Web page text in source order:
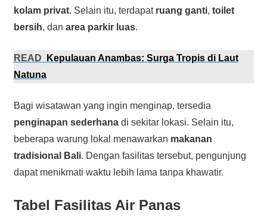
kolam privat. Selain itu, terdapat ruang ganti, toilet
bersih, dan area parkir luas.
READ
Kepulauan Anambas: Surga Tropis di Laut
Natuna
Bagi wisatawan yang ingin menginap, tersedia
penginapan sederhanadi sekitar lokasi. Selain itu,
beberapa warung lokal menawarkan makanan
tradisional Bali. Dengan fasilitas tersebut, pengunjung
dapat menikmati waktu lebih lama tanpa khawatir.
Tabel Fasilitas Air Panas